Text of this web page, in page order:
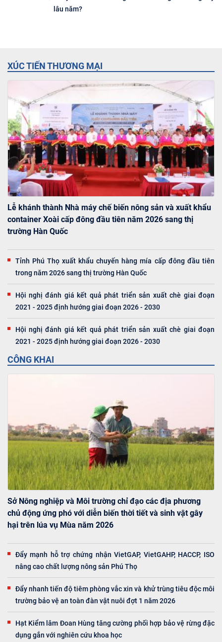
lâu năm?
XÚC TIẾN THƯƠNG MẠI
Lễ khánh thành Nhà máy chế biến nông sản và xuất khẩu
container Xoài cấp đông đầu tiên năm 2026 sang thị
trường Hàn Quốc
Tỉnh Phú Thọ xuất khẩu chuyến hàng mía cấp đông đầu tiên
trong năm 2026 sang thị trường Hàn Quốc
Hội nghị đánh giá kết quả phát triển sản xuất chè giai đoạn
2021 - 2025 định hướng giai đoạn 2026 - 2030
Hội nghị đánh giá kết quả phát triển sản xuất chè giai đoạn
2021 - 2025 định hướng giai đoạn 2026 - 2030
CÔNG KHAI
Sở Nông nghiệp và Môi trường chỉ đạo các địa phương
chủ động ứng phó với diễn biến thời tiết và sinh vật gây
hại trên lúa vụ Mùa năm 2026
Đẩy mạnh hỗ trợ chứng nhận VietGAP, VietGAHP, HACCP, ISO
nâng cao chất lượng nông sản Phú Thọ
Đẩy nhanh tiến độ tiêm phòng vắc xin và khử trùng tiêu độc môi
trường bảo vệ an toàn đàn vật nuôi đợt 1 năm 2026
Hạt Kiểm lâm Đoan Hùng tăng cường phối hợp bảo vệ rừng đặc
dụng gắn với nghiên cứu khoa học